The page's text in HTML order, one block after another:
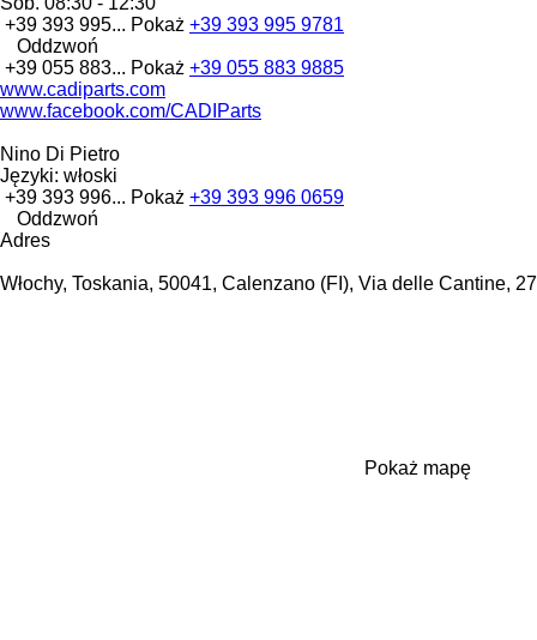
+39 393 995... Pokaż +39 393 995 9781
Oddzwoń
+39 055 883... Pokaż +39 055 883 9885
www.cadiparts.com
www.facebook.com/CADIParts
Nino Di Pietro
Języki: włoski
+39 393 996... Pokaż +39 393 996 0659
Oddzwoń
Adres
Włochy, Toskania, 50041, Calenzano (FI), Via delle Cantine, 27
Pokaż mapę